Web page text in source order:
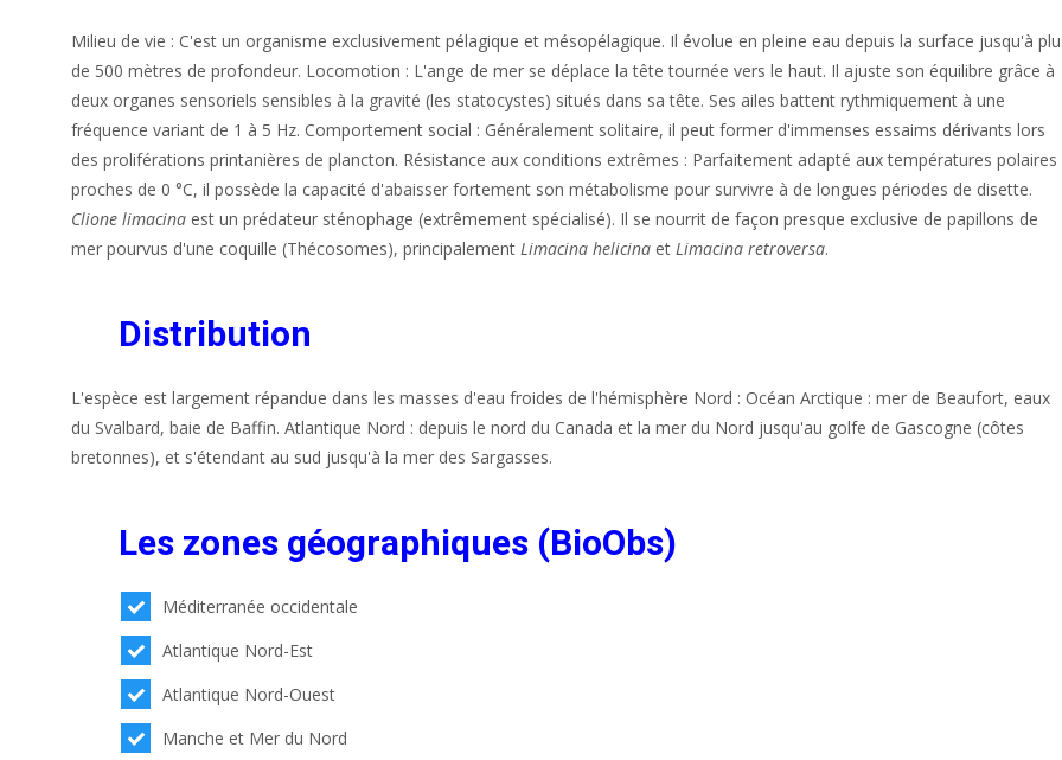
Milieu de vie : C'est un organisme exclusivement pélagique et mésopélagique. Il évolue en pleine eau depuis la surface jusqu'à
de 500 mètres de profondeur. Locomotion : L'ange de mer se déplace la tête tournée vers le haut. Il ajuste son équilibre grâce à
deux organes sensoriels sensibles à la gravité (les statocystes) situés dans sa tête. Ses ailes battent rythmiquement à une
fréquence variant de 1 à 5 Hz. Comportement social : Généralement solitaire, il peut former d'immenses essaims dérivants lors
des proliférations printanières de plancton. Résistance aux conditions extrêmes : Parfaitement adapté aux températures polaires
proches de 0 °C, il possède la capacité d'abaisser fortement son métabolisme pour survivre à de longues périodes de disette.
Clione limacina est un prédateur sténophage (extrêmement spécialisé). Il se nourrit de façon presque exclusive de papillons de
mer pourvus d'une coquille (Thécosomes), principalement Limacina helicina et Limacina retroversa.
Distribution
L'espèce est largement répandue dans les masses d'eau froides de l'hémisphère Nord : Océan Arctique : mer de Beaufort, eaux
du Svalbard, baie de Baffin. Atlantique Nord : depuis le nord du Canada et la mer du Nord jusqu'au golfe de Gascogne (côtes
bretonnes), et s'étendant au sud jusqu'à la mer des Sargasses.
Les zones géographiques (BioObs)
Méditerranée occidentale
Atlantique Nord-Est
Atlantique Nord-Ouest
Manche et Mer du Nord